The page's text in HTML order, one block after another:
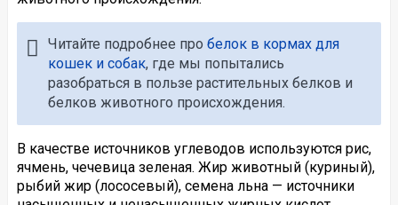
Читайте подробнее про белок в кормах для
кошек и собак, где мы попытались
разобраться в пользе растительных белков и
белков животного происхождения.
В качестве источников углеводов используются рис,
ячмень, чечевица зеленая. Жир животный (куриный),
рыбий жир (лососевый), семена льна — источники